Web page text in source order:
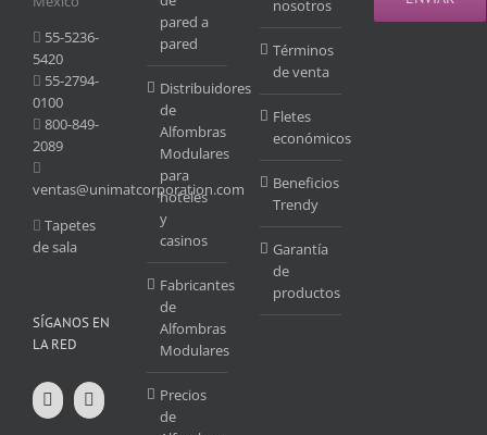
55-5236-
5420
55-2794-
0100
800-849-
2089
ventas@unimatcorporation.com
Tapetes
de sala
SÍGANOS EN
LA RED
pared a
pared
Distribuidores
de
Alfombras
Modulares
para
hoteles
y
casinos
Fabricantes
de
Alfombras
Modulares
Precios
de
nosotros
Términos
de venta
Fletes
económicos
Beneficios
Trendy
Garantía
de
productos